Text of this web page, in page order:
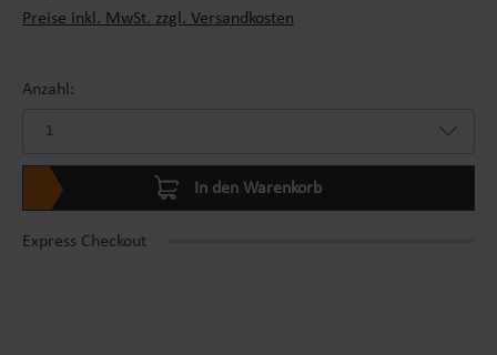
Preise inkl. MwSt. zzgl. Versandkosten
Anzahl:
In den Warenkorb
Express Checkout